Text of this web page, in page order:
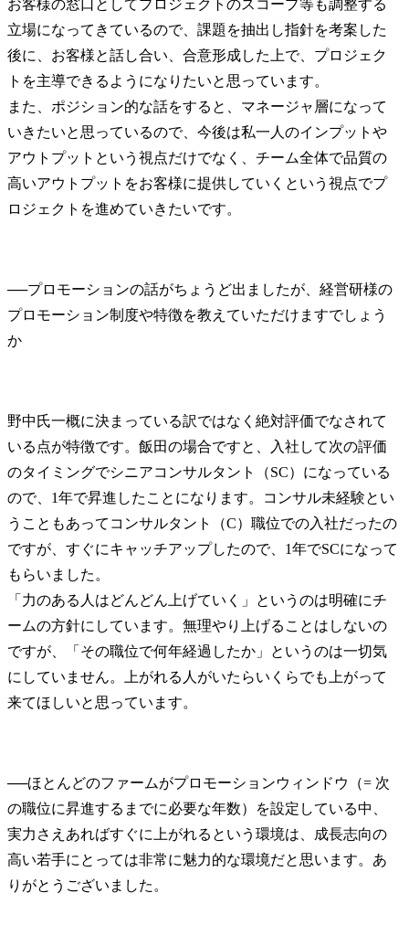
お客様の窓口としてプロジェクトのスコープ等も調整する
立場になってきているので、課題を抽出し指針を考案した
後に、お客様と話し合い、合意形成した上で、プロジェク
トを主導できるようになりたいと思っています。
また、ポジション的な話をすると、マネージャ層になって
いきたいと思っているので、今後は私一人のインプットや
アウトプットという視点だけでなく、チーム全体で品質の
高いアウトプットをお客様に提供していくという視点でプ
ロジェクトを進めていきたいです。
──プロモーションの話がちょうど出ましたが、経営研様の
プロモーション制度や特徴を教えていただけますでしょう
野中氏一概に決まっている訳ではなく絶対評価でなされて
いる点が特徴です。飯田の場合ですと、入社して次の評価
のタイミングでシニアコンサルタント（SC）になっている
ので、1年で昇進したことになります。コンサル未経験とい
うこともあってコンサルタント（C）職位での入社だったの
ですが、すぐにキャッチアップしたので、1年でSCになって
もらいました。
「力のある人はどんどん上げていく」というのは明確にチ
ームの方針にしています。無理やり上げることはしないの
ですが、「その職位で何年経過したか」というのは一切気
にしていません。上がれる人がいたらいくらでも上がって
来てほしいと思っています。
──ほとんどのファームがプロモーションウィンドウ（= 次
の職位に昇進するまでに必要な年数）を設定している中、
実力さえあればすぐに上がれるという環境は、成長志向の
高い若手にとっては非常に魅力的な環境だと思います。あ